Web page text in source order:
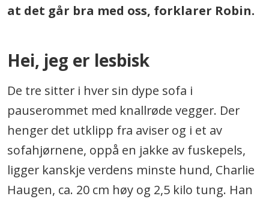
at det går bra med oss, forklarer Robin.
Hei, jeg er lesbisk
De tre sitter i hver sin dype sofa i
pauserommet med knallrøde vegger. Der
henger det utklipp fra aviser og i et av
sofahjørnene, oppå en jakke av fuskepels,
ligger kanskje verdens minste hund, Charlie
Haugen, ca. 20 cm høy og 2,5 kilo tung. Han